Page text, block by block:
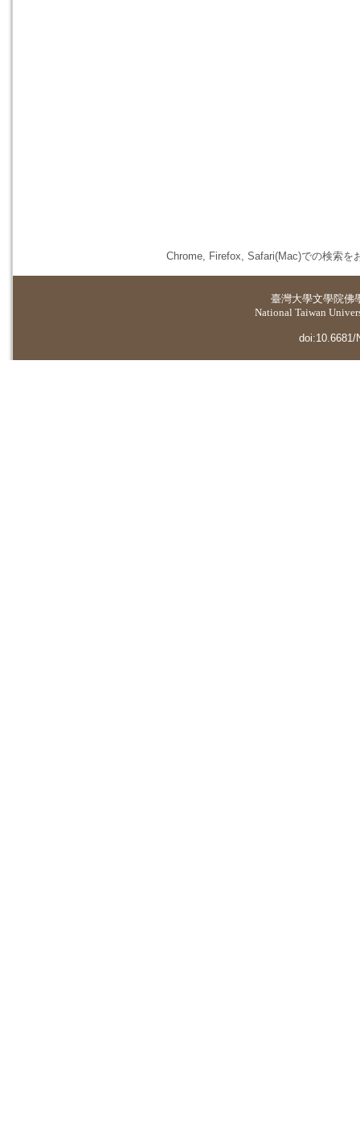
Chrome, Firefox, Safari(Mac)での検索を
臺灣大學文學院佛
National Taiwan
doi:10.6681/